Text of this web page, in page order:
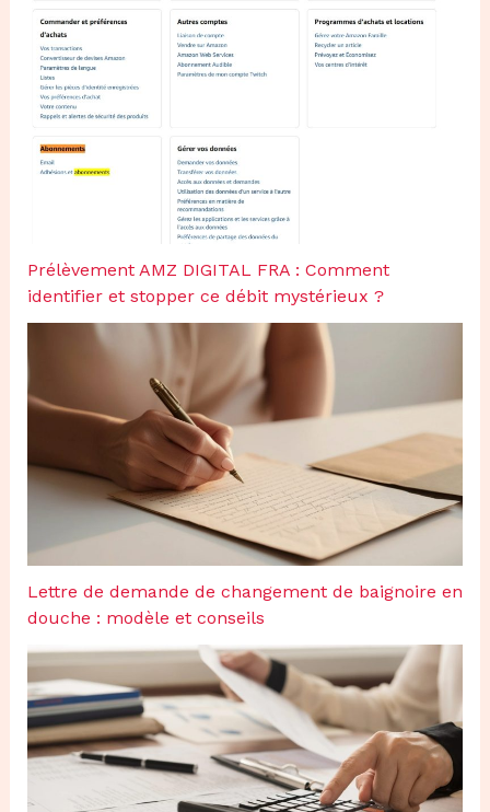
Prélèvement AMZ DIGITAL FRA : Comment
identifier et stopper ce débit mystérieux ?
Lettre de demande de changement de baignoire en
douche : modèle et conseils